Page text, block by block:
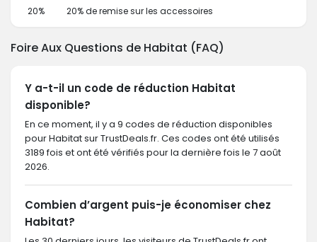
20% 20% de remise sur les accessoires
Foire Aux Questions de Habitat (FAQ)
Y a-t-il un code de réduction Habitat
disponible?
En ce moment, il y a 9 codes de réduction disponibles
pour Habitat sur TrustDeals.fr. Ces codes ont été utilisés
3189 fois et ont été vérifiés pour la dernière fois le 7 août
2026.
Combien d’argent puis-je économiser chez
Habitat?